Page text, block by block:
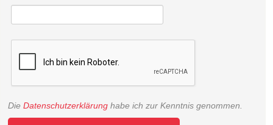
Die Datenschutzerklärung habe ich zur Kenntnis genommen.